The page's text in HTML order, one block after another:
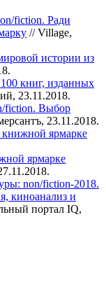
fiction. Ради
// Village,
истории из
книг, изданных
23.11.2018.
fiction. Выбор
23.11.2018.
ярмарке
ярмарке
non/fiction-2018.
киноанализ и
портал IQ,